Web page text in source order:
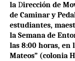
la Dirección de
de Caminar y
estudiantes,
la Semana de
las 8:00 horas, en
Mateos” (colonia